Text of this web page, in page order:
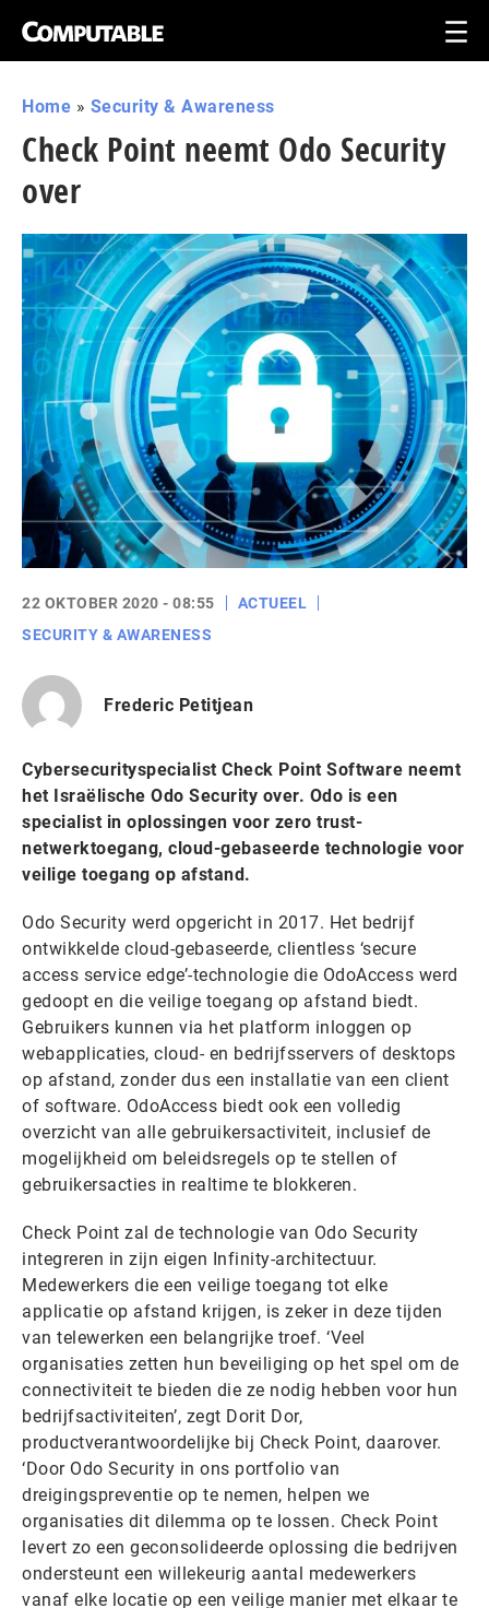
Home » Security & Awareness
Check Point neemt Odo Security
over
22 OKTOBER 2020 - 08:55
ACTUEEL
SECURITY & AWARENESS
Frederic Petitjean
Cybersecurityspecialist Check Point Software neemt
het Israëlische Odo Security over. Odo is een
specialist in oplossingen voor zero trust-
netwerktoegang, cloud-gebaseerde technologie voor
veilige toegang op afstand.
Odo Security werd opgericht in 2017. Het bedrijf
ontwikkelde cloud-gebaseerde, clientless ‘secure
access service edge’-technologie die OdoAccess werd
gedoopt en die veilige toegang op afstand biedt.
Gebruikers kunnen via het platform inloggen op
webapplicaties, cloud- en bedrijfsservers of desktops
op afstand, zonder dus een installatie van een client
of software. OdoAccess biedt ook een volledig
overzicht van alle gebruikersactiviteit, inclusief de
mogelijkheid om beleidsregels op te stellen of
gebruikersacties in realtime te blokkeren.
Check Point zal de technologie van Odo Security
integreren in zijn eigen Infinity-architectuur.
Medewerkers die een veilige toegang tot elke
applicatie op afstand krijgen, is zeker in deze tijden
van telewerken een belangrijke troef. ‘Veel
organisaties zetten hun beveiliging op het spel om de
connectiviteit te bieden die ze nodig hebben voor hun
bedrijfsactiviteiten’, zegt Dorit Dor,
productverantwoordelijke bij Check Point, daarover.
‘Door Odo Security in ons portfolio van
dreigingspreventie op te nemen, helpen we
organisaties dit dilemma op te lossen. Check Point
levert zo een geconsolideerde oplossing die bedrijven
ondersteunt een willekeurig aantal medewerkers
vanaf elke locatie op een veilige manier met elkaar te